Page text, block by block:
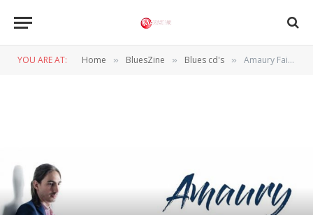
YOU ARE AT: Home » BluesZine » Blues cd's » Amaury Faivre – 2020